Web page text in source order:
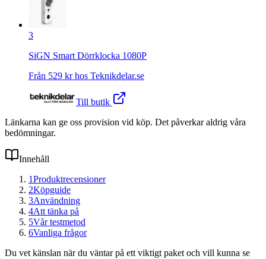
3
SiGN Smart Dörrklocka 1080P
Från 529 kr hos Teknikdelar.se
Till butik
Länkarna kan ge oss provision vid köp. Det påverkar aldrig våra
bedömningar.
Innehåll
1Produktrecensioner
2Köpguide
3Användning
4Att tänka på
5Vår testmetod
6Vanliga frågor
Du vet känslan när du väntar på ett viktigt paket och vill kunna se